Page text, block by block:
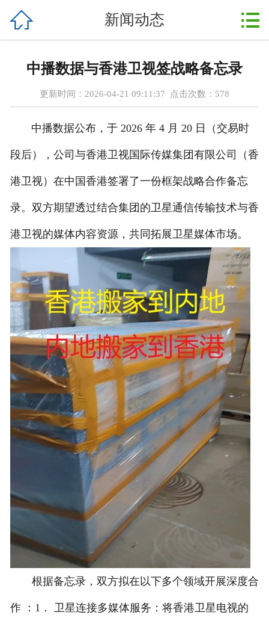
新闻动态
服务项目
搬家流程
联系我们
 新闻动态 
中播数据与香港卫视签战略备忘录
更新时间：2026-04-21 09:11:37 点击次数： 578
中播数据公布，于 2026 年 4 月 20 日（交易时
段后），公司与香港卫视国际传媒集团有限公司（香
港卫视）在中国香港签署了一份框架战略合作备忘
录。双方期望透过结合集团的卫星通信传输技术与香
港卫视的媒体内容资源，共同拓展卫星媒体市场。
根据备忘录，双方拟在以下多个领域开展深度合
作 ：1． 卫星连接多媒体服务：将香港卫星电视的